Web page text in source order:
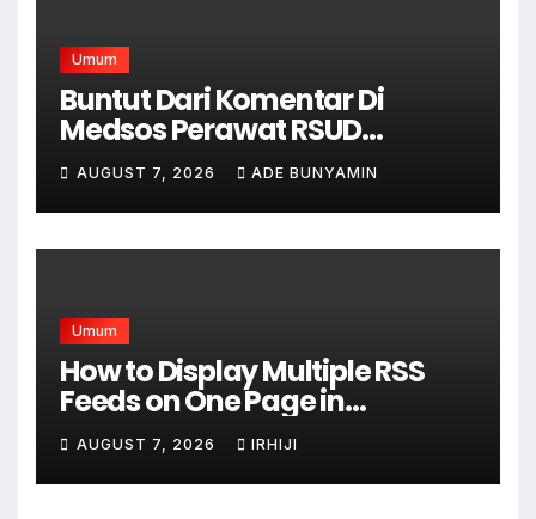
Umum
Buntut Dari Komentar Di
Medsos Perawat RSUD
Cicalengka Di Non Aktifkan
AUGUST 7, 2026 ADE BUNYAMIN
Umum
How to Display Multiple RSS
Feeds on One Page in
WordPress
AUGUST 7, 2026 IRHIJI